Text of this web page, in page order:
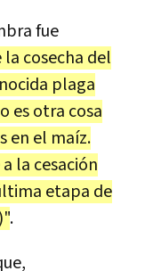
fue
la cosecha del
plaga
es otra cosa
en el maíz.
la cesación
etapa de
.